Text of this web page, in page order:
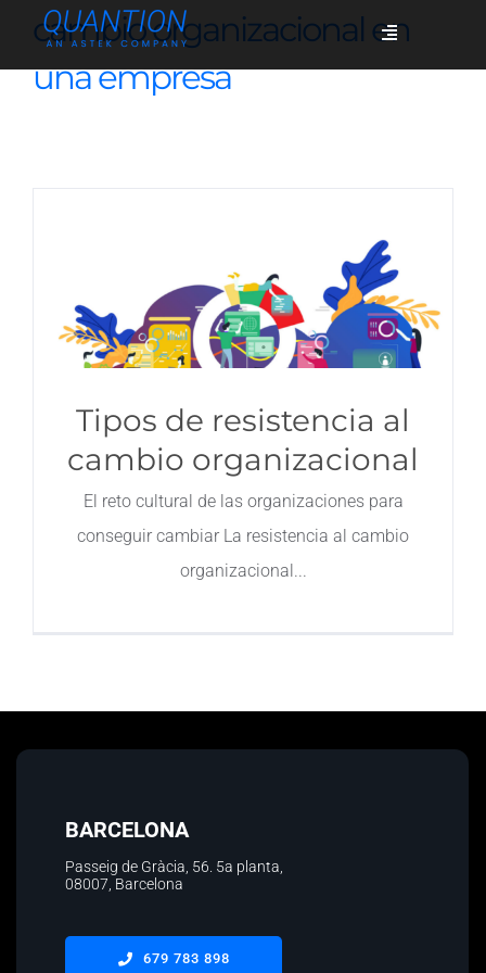
content
Toggle
Casos de éxito
Contacto
cambio organizacional en
una empresa
Tipos de resistencia al
cambio organizacional
El reto cultural de las organizaciones para
conseguir cambiar La resistencia al cambio
organizacional
BARCELONA
Passeig de Gràcia, 56. 5a planta
08007, Barcelona
679 783 898